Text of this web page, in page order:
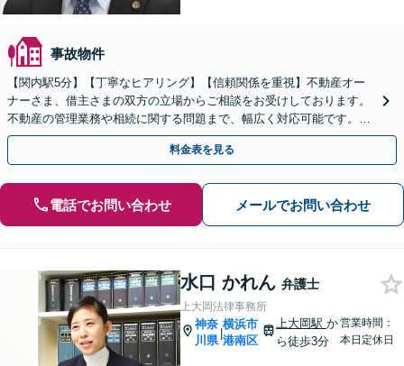
事故物件
【関内駅5分】【丁寧なヒアリング】【信頼関係を重視】不動産オー
ナーさま、借主さまの双方の立場からご相談をお受けしております。
不動産の管理業務や相続に関する問題まで、幅広く対応可能です。問
題が複雑化する前に、ぜひ一度ご相談ください。
料金表を見る
電話でお問い合わせ メールでお問い合わせ
水口 かれん 弁護士
上大岡法律事務所
神奈
川県
|
横浜市
港南区
上大岡駅か
ら徒歩3分
営業時間：
本日定休日